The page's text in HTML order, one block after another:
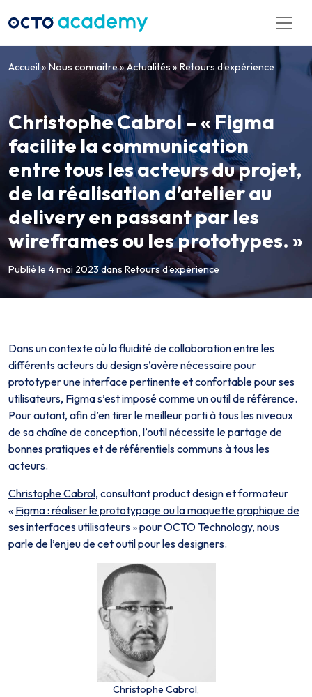
Accueil» Nous connaitre»Actualités» Retours d'expérience
Christophe Cabrol – « Figma
facilite la communication
entre tous les acteurs du projet,
de la réalisation d’atelier au
delivery en passant par les
wireframes ou les prototypes. »
Publié le 4 mai 2023 dansRetours d'expérience
Dans un contexte où la fluidité de collaboration entre les
différents acteurs du design s’avère nécessaire pour
prototyper une interface pertinente et confortable pour ses
utilisateurs, Figma s’est imposé comme un outil de référence.
Pour autant, afin d’en tirer le meilleur parti à tous les niveaux
de sa chaîne de conception, l’outil nécessite le partage de
bonnes pratiques et de référentiels communs à tous les
acteurs.
Christophe Cabrol, consultant product design et formateur
« Figma : réaliser le prototypage ou la maquette graphique de
ses interfaces utilisateurs» pourOCTO Technology, nous
parle de l’enjeu de cet outil pour les designers.
Christophe Cabrol,